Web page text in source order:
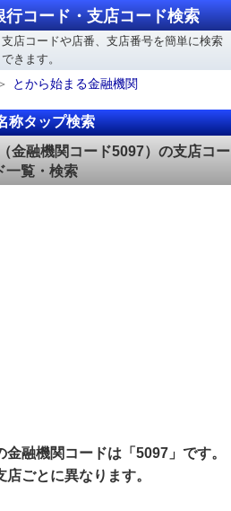
コード・支店コード検索
店コードや店番、支店番号を簡単に検索
できます。
とから始まる金融機関
称タップ検索
金融機関コード5097）の支店コー
一覧・検索
融機関コードは「5097」です。
ごとに異なります。